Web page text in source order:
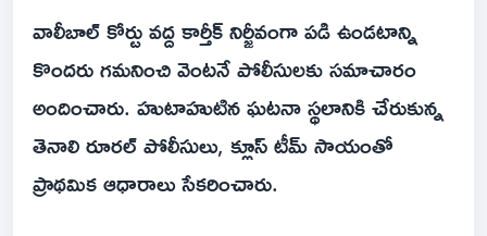
వాలీబాల్ కోర్టు వద్ద కార్తీక్ నిర్జీవంగా పడి ఉండటాన్ని
కొందరు గమనించి వెంటనే పోలీసులకు సమాచారం
అందించారు. హుటాహుటిన ఘటనా స్థలానికి చేరుకున్న
తెనాలి రూరల్ పోలీసులు, క్లూస్ టీమ్ సాయంతో
ప్రాథమిక ఆధారాలు సేకరించారు.